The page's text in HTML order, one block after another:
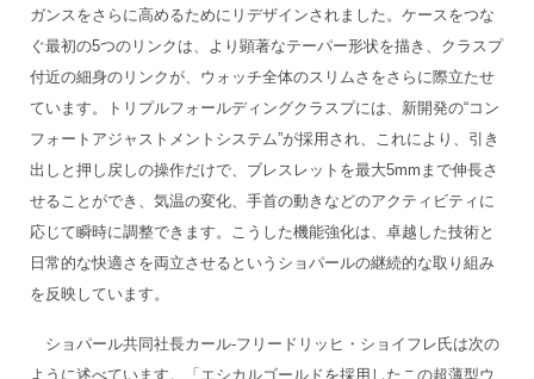
ガンスをさらに高めるためにリデザインされました。ケースをつな
ぐ最初の5つのリンクは、より顕著なテーパー形状を描き、クラスプ
付近の細身のリンクが、ウォッチ全体のスリムさをさらに際立たせ
ています。トリプルフォールディングクラスプには、新開発の“コン
フォートアジャストメントシステム”が採用され、これにより、引き
出しと押し戻しの操作だけで、ブレスレットを最大5mmまで伸長さ
せることができ、気温の変化、手首の動きなどのアクティビティに
応じて瞬時に調整できます。こうした機能強化は、卓越した技術と
日常的な快適さを両立させるというショパールの継続的な取り組み
を反映しています。
ショパール共同社長カール‐フリードリッヒ・ショイフレ氏は次の
ように述べています。「エシカルゴールドを採用したこの超薄型ウ